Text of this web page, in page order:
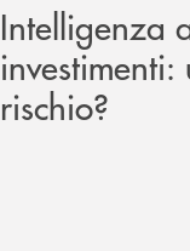
Intelligenza
rischio?